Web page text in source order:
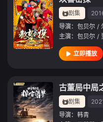
剧集
导演： 包贝尔 /
主演： 包贝尔 /
立即播放
古董局中局
剧集
导演： 韩青